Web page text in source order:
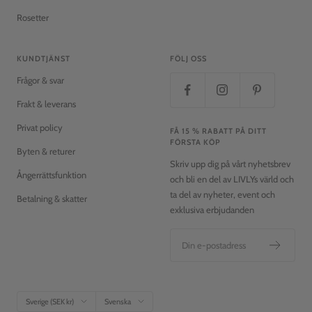
Rosetter
KUNDTJÄNST
Frågor & svar
Frakt & leverans
Privat policy
Byten & returer
Ångerrättsfunktion
Betalning & skatter
FÖLJ OSS
FÅ 15 % RABATT PÅ DITT
FÖRSTA KÖP
Skriv upp dig på vårt nyhetsbrev
och bli en del av LIVLYs värld och
ta del av nyheter, event och
exklusiva erbjudanden
Din e-postadress
Land/Region
Sverige (SEK kr) Språk
Svenska